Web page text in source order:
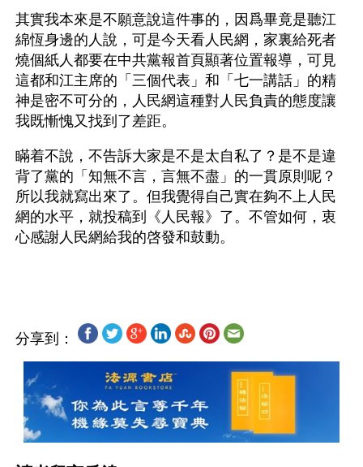
其實我本來是不願意說這件事的，因爲畢竟是聽江
綿恆身邊的人說，可是今天看人民網，家裏給死者
燒個紙人都要在中共黨報首頁顯著位置報導，可見
這都和江主席的「三個代表」和「七一講話」的精
神是密不可分的，人民網這種對人民負責的態度讓
我既慚愧又找到了差距。
瞞着不說，不告訴大家是不是太自私了？是不是違
背了黨的「知無不言，言無不盡」的一貫原則呢？
所以我就寫出來了。但我覺得自己實在夠不上人民
網的水平，就投稿到《人民報》了。不管如何，衷
心感謝人民網給我的啓發和鼓動。
分享到：